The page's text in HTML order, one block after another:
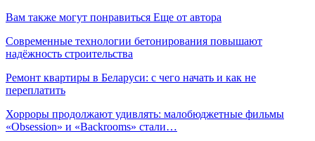
Вам также могут понравиться Еще от автора
Современные технологии бетонирования повышают
надёжность строительства
Ремонт квартиры в Беларуси: с чего начать и как не
переплатить
Хорроры продолжают удивлять: малобюджетные фильмы
«Obsession» и «Backrooms» стали…